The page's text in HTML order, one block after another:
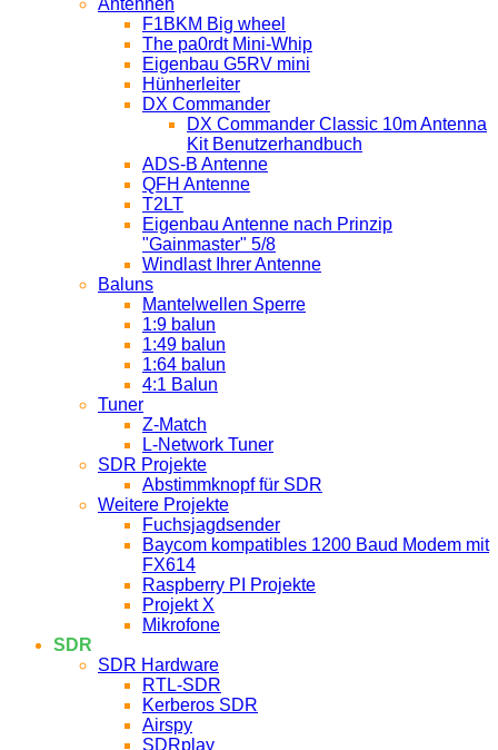
Antennen
F1BKM Big wheel
The pa0rdt Mini-Whip
Eigenbau G5RV mini
Hünherleiter
DX Commander
DX Commander Classic 10m Antenna
Kit Benutzerhandbuch
ADS-B Antenne
QFH Antenne
T2LT
Eigenbau Antenne nach Prinzip
"Gainmaster" 5/8
Windlast Ihrer Antenne
Baluns
Mantelwellen Sperre
1:9 balun
1:49 balun
1:64 balun
4:1 Balun
Tuner
Z-Match
L-Network Tuner
SDR Projekte
Abstimmknopf für SDR
Weitere Projekte
Fuchsjagdsender
Baycom kompatibles 1200 Baud Modem mit
FX614
Raspberry PI Projekte
Projekt X
Mikrofone
SDR
SDR Hardware
RTL-SDR
Kerberos SDR
Airspy
SDRplay